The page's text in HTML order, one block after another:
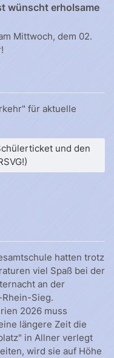
wünscht erholsame
Mittwoch, dem 02.
für aktuelle
und den
hatten trotz
viel Spaß bei der
an der
Sieg.
2026 muss
längere Zeit die
in Allner verlegt
wird sie auf Höhe